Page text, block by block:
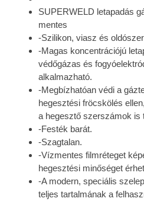
SUPERWELD letapadás
mentes
-Szilikon, viasz és
-Magas koncentrációjú
védőgázas és
alkalmazható.
-Megbízhatóan védi a
hegesztési fröcskölés
a hegesztő szerszámok is
-Festék barát.
-Szagtalan.
-Vízmentes filmréteget
hegesztési minőséget
-A modern, speciális
teljes tartalmának a